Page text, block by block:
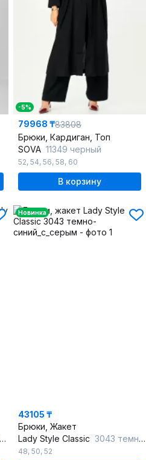
-5%
79968 ₸83808
Брюки, Кардиган, Топ
SOVA 11349 черный
52, 54, 56, 58, 60
В корзину
Новинка
43105 ₸
Брюки, Жакет
Lady Style Classic 3043 темно-синий_с_серым
48, 50, 52